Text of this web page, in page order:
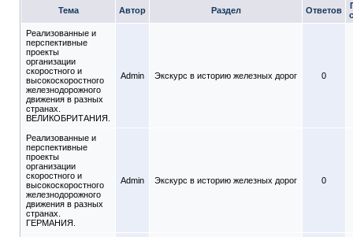
Тема Автор Раздел Ответов
Реализованные и
перспективные
проекты
организации
скоростного и
высокоскоростного
железнодорожного
движения в разных
странах.
ВЕЛИКОБРИТАНИЯ.
Admin Экскурс в историю железных дорог 0
Реализованные и
перспективные
проекты
организации
скоростного и
высокоскоростного
железнодорожного
движения в разных
странах.
ГЕРМАНИЯ.
Admin Экскурс в историю железных дорог 0